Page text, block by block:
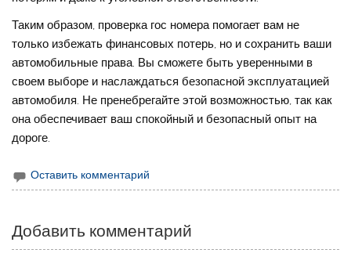
Таким образом, проверка гос номера помогает вам не
только избежать финансовых потерь, но и сохранить ваши
автомобильные права. Вы сможете быть уверенными в
своем выборе и наслаждаться безопасной эксплуатацией
автомобиля. Не пренебрегайте этой возможностью, так как
она обеспечивает ваш спокойный и безопасный опыт на
дороге.
Оставить комментарий
Добавить комментарий